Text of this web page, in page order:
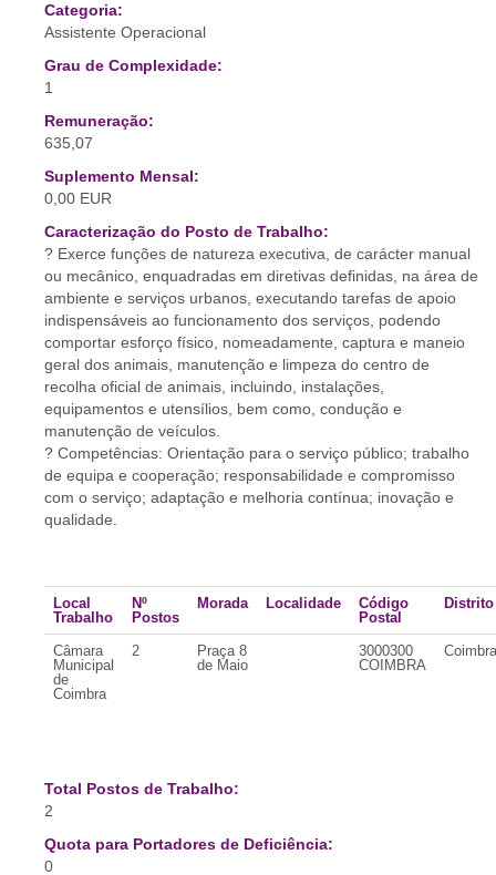
Categoria:
Assistente Operacional
Grau de Complexidade:
1
Remuneração:
635,07
Suplemento Mensal:
0,00 EUR
Caracterização do Posto de Trabalho:
? Exerce funções de natureza executiva, de carácter manual
ou mecânico, enquadradas em diretivas definidas, na área de
ambiente e serviços urbanos, executando tarefas de apoio
indispensáveis ao funcionamento dos serviços, podendo
comportar esforço físico, nomeadamente, captura e maneio
geral dos animais, manutenção e limpeza do centro de
recolha oficial de animais, incluindo, instalações,
equipamentos e utensílios, bem como, condução e
manutenção de veículos.
? Competências: Orientação para o serviço público; trabalho
de equipa e cooperação; responsabilidade e compromisso
com o serviço; adaptação e melhoria contínua; inovação e
qualidade.
Local
Trabalho
Nº
Postos
Morada Localidade
Código
Postal
Distrito
Câmara
Municipal
de
Coimbra
2
Praça 8
de Maio
3000300
COIMBRA
Coimbra
Total Postos de Trabalho:
2
Quota para Portadores de Deficiência:
0